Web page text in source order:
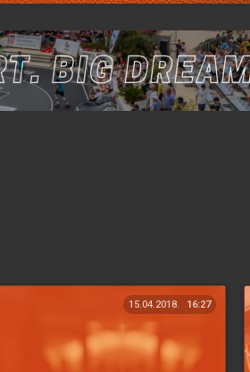
15.04.2018. 16:27